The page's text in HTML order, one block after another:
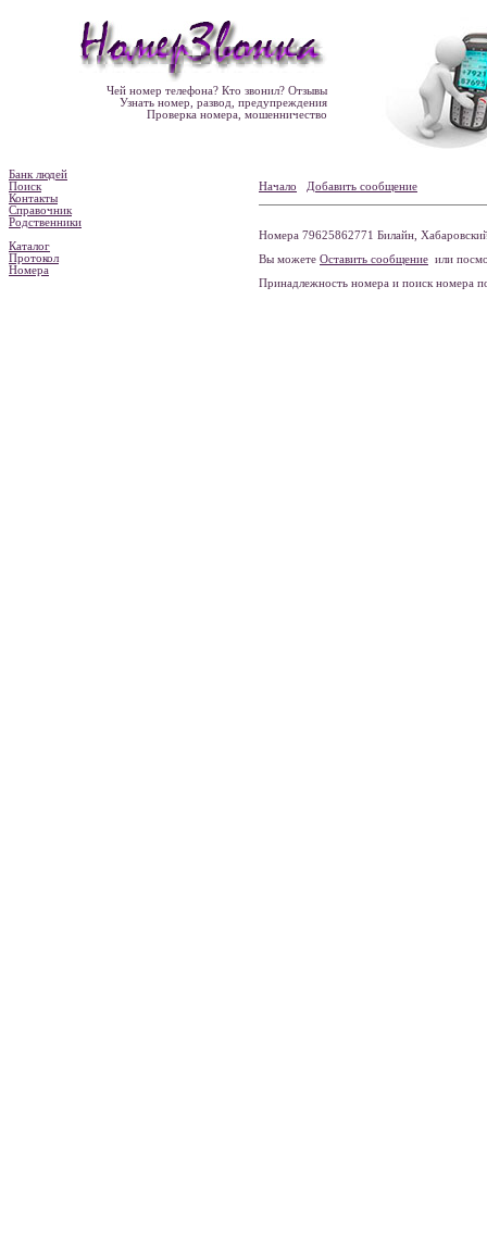
Чей номер телефона? Кто звонил? Отзывы
Узнать номер, развод, предупреждения
Проверка номера, мошенничество
Банк людей
Поиск
Контакты
Справочник
Родственники
Каталог
Протокол
Номера
Начало Добавить сообщение
Номера 79625862771 Билайн, Хабаровский
Вы можете Оставить сообщение или
Принадлежность номера и поиск номера